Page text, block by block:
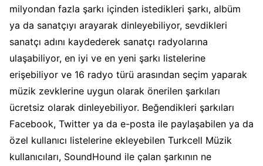
milyondan fazla şarkı içinden istedikleri şarkı, albüm
ya da sanatçıyı arayarak dinleyebiliyor, sevdikleri
sanatçı adını kaydederek sanatçı radyolarına
ulaşabiliyor, en iyi ve en yeni şarkı listelerine
erişebiliyor ve 16 radyo türü arasından seçim yaparak
müzik zevklerine uygun olarak önerilen şarkıları
ücretsiz olarak dinleyebiliyor. Beğendikleri şarkıları
Facebook, Twitter ya da e-posta ile paylaşabilen ya da
özel kullanıcı listelerine ekleyebilen Turkcell Müzik
kullanıcıları, SoundHound ile çalan şarkının ne